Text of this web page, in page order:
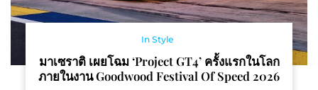
In Style
มาเซราติ เผยโฉม ‘Project GT4’ ครั้งแรกในโลก
ภายในงาน Goodwood Festival Of Speed 2026